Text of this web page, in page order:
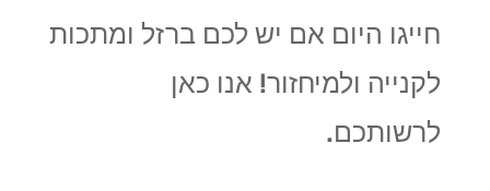
חייגו היום אם יש לכם ברזל ומתכות
לקנייה ולמיחזור! אנו כאן
לרשותכם.